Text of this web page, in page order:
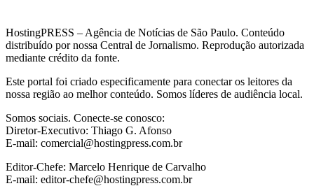
HostingPRESS – Agência de Notícias de São Paulo. Conteúdo
distribuído por nossa Central de Jornalismo. Reprodução autorizada
mediante crédito da fonte.
Este portal foi criado especificamente para conectar os leitores da
nossa região ao melhor conteúdo. Somos líderes de audiência local.
Somos sociais. Conecte-se conosco:
Diretor-Executivo: Thiago G. Afonso
E-mail: comercial@hostingpress.com.br
Editor-Chefe: Marcelo Henrique de Carvalho
E-mail: editor-chefe@hostingpress.com.br